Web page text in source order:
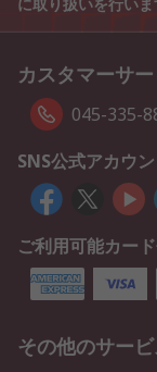
に取り扱いを行いま
カスタマーサ
045-335-
SNS公式アカウン
ご利用可能カー
その他のサービ